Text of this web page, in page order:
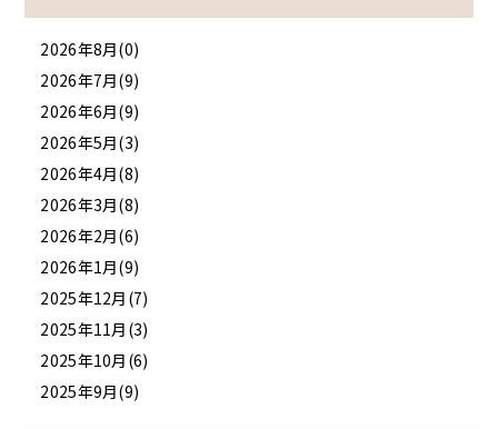
2026年8月(0)
2026年7月(9)
2026年6月(9)
2026年5月(3)
2026年4月(8)
2026年3月(8)
2026年2月(6)
2026年1月(9)
2025年12月(7)
2025年11月(3)
2025年10月(6)
2025年9月(9)